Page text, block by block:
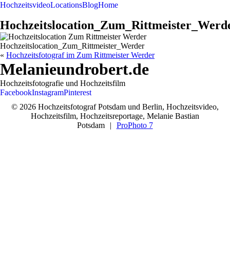
HochzeitsvideoLocationsBlogHome
Hochzeitslocation_Zum_Rittmeister_Werder
« Hochzeitsfotograf im Zum Rittmeister Werder
Melanieundrobert.de
Hochzeitsfotografie und Hochzeitsfilm
FacebookInstagramPinterest
© 2026 Hochzeitsfotograf Potsdam und Berlin, Hochzeitsvideo,
Hochzeitsfilm, Hochzeitsreportage, Melanie Bastian
Potsdam
| ProPhoto 7